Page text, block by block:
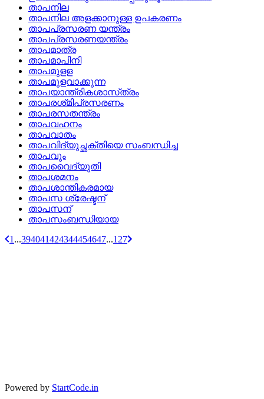
താപനില
താപനില അളക്കാനുള്ള ഉപകരണം
താപപ്രസരണ യന്ത്രം
താപപ്രസരണയന്ത്രം
താപമാത്ര
താപമാപിനി
താപമുളള
താപമുളവാക്കുന്ന
താപയാന്ത്രികശാസ്‌ത്രം
താപരശ്‌മിപ്രസരണം
താപരസതന്ത്രം
താപവഹനം
താപവാതം
താപവിദ്യുച്ഛക്തിയെ സംബന്ധിച്ച
താപവും
താപവൈദ്യുതി
താപശമനം
താപശാന്തികരമായ
താപസ ശ്രേഷ്ടന്
താപസന്
താപസംബന്ധിയായ
1 ...394041424344454647...127
Powered by StartCode.in